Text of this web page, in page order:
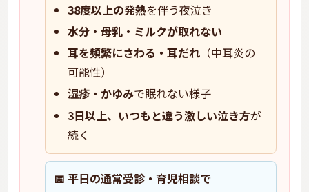
38度以上の発熱を伴う夜泣き
水分・母乳・ミルクが取れない
耳を頻繁にさわる・耳だれ （中耳炎の
可能性）
湿疹・かゆみで眠れない様子
3日以上、いつもと違う激しい泣き方が
続く
📅 平日の通常受診・育児相談で